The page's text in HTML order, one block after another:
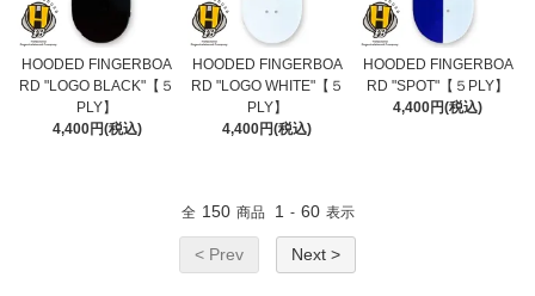
HOODED FINGERBOA
RD "LOGO BLACK"【５
PLY】
4,400円(税込)
HOODED FINGERBOA
RD "LOGO WHITE"【５
PLY】
4,400円(税込)
HOODED FINGERBOA
RD "SPOT"【５PLY】
4,400円(税込)
全 150 商品 1 - 60 表示
< Prev Next >